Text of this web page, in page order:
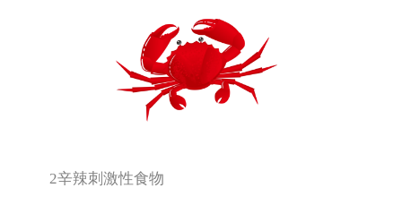
2辛辣刺激性食物